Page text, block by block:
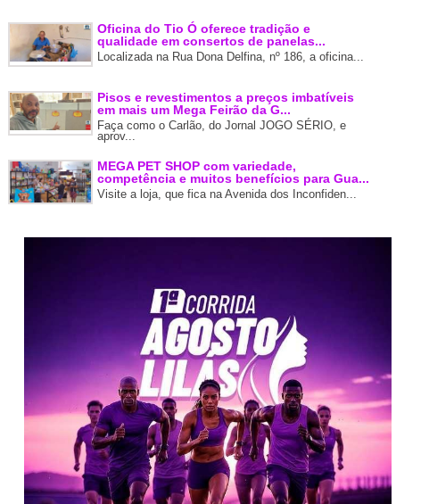
Oficina do Tio Ó oferece tradição e
qualidade em consertos de panelas...
Localizada na Rua Dona Delfina, nº 186, a oficina...
Pisos e revestimentos a preços imbatíveis
em mais um Mega Feirão da G...
Faça como o Carlão, do Jornal JOGO SÉRIO, e
aprov...
MEGA PET SHOP com variedade,
competência e muitos benefícios para Gua...
Visite a loja, que fica na Avenida dos Inconfiden...